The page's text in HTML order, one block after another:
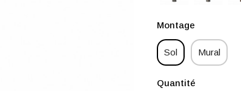
Montage
Sol Mural
Quantité